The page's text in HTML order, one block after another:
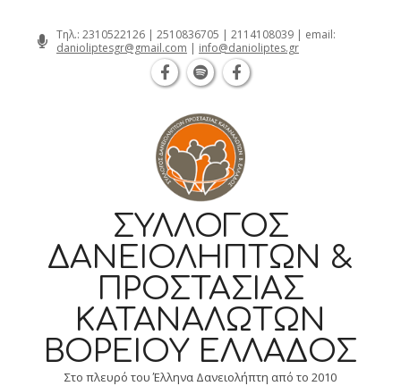
Τηλ.: 2310522126 | 2510836705 | 2114108039 | email:
danioliptesgr@gmail.com | info@danioliptes.gr
ΣΎΛΛΟΓΟΣ
ΔΑΝΕΙΟΛΗΠΤΏΝ &
ΠΡΟΣΤΑΣΊΑΣ
ΚΑΤΑΝΑΛΩΤΏΝ
ΒΟΡΕΊΟΥ ΕΛΛΆΔΟΣ
Στο πλευρό του Έλληνα Δανειολήπτη από το 2010